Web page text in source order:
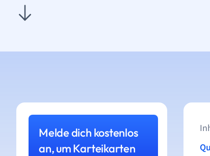
Melde dich kostenlos
an, um Karteikarten